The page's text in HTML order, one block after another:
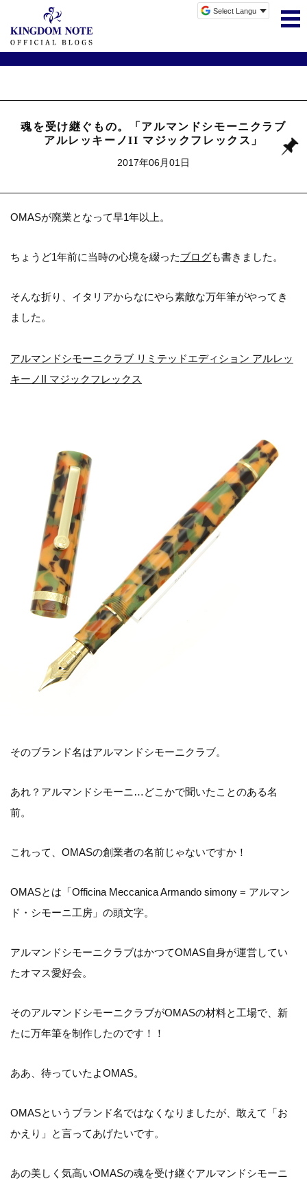
魂を受け継ぐもの。「アルマンドシモーニクラブ
アルレッキーノII マジックフレックス」
2017年06月01日
OMASが廃業となって早1年以上。
ちょうど1年前に当時の心境を綴ったブログも書きました。
そんな折り、イタリアからなにやら素敵な万年筆がやってき
ました。
アルマンドシモーニクラブ リミテッドエディション アルレッ
キーノII マジックフレックス
そのブランド名はアルマンドシモーニクラブ。
あれ？アルマンドシモーニ…どこかで聞いたことのある名
前。
これって、OMASの創業者の名前じゃないですか！
OMASとは「Officina Meccanica Armando simony = アルマン
ド・シモーニ工房」の頭文字。
アルマンドシモーニクラブはかつてOMAS自身が運営してい
たオマス愛好会。
そのアルマンドシモーニクラブがOMASの材料と工場で、新
たに万年筆を制作したのです！！
ああ、待っていたよOMAS。
OMASというブランド名ではなくなりましたが、敢えて「お
かえり」と言ってあげたいです。
あの美しく気高いOMASの魂を受け継ぐアルマンドシモーニ